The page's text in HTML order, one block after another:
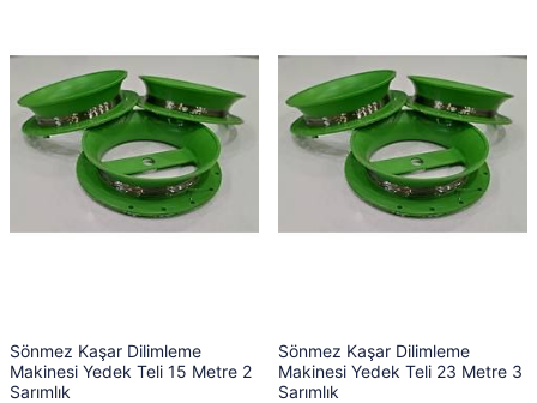
Sönmez Kaşar Dilimleme
Makinesi Yedek Teli 15 Metre 2
Sarımlık
Sönmez Kaşar Dilimleme
Makinesi Yedek Teli 23 Metre 3
Sarımlık